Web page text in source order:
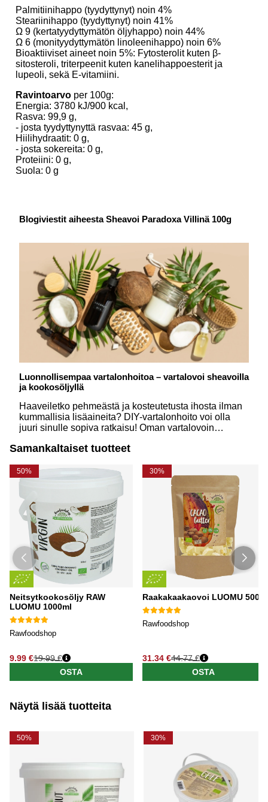
Palmitiinihappo (tyydyttynyt) noin 4%
Steariinihappo (tyydyttynyt) noin 41%
Ω 9 (kertatyydyttymätön öljyhappo) noin 44%
Ω 6 (monityydyttymätön linoleenihappo) noin 6%
Bioaktiiviset aineet noin 5%: Fytosterolit kuten β-
sitosteroli, triterpeenit kuten kanelihappoesterit ja
lupeoli, sekä E-vitamiini.
Ravintoarvo per 100g:
Energia: 3780 kJ/900 kcal,
Rasva: 99,9 g,
- josta tyydyttynyttä rasvaa: 45 g,
Hiilihydraatit: 0 g,
- josta sokereita: 0 g,
Proteiini: 0 g,
Suola: 0 g
Blogiviestit aiheesta Sheavoi Paradoxa Villinä 100g
Luonnollisempaa vartalonhoitoa – vartalovoi sheavoilla
ja kookosöljyllä
Haaveiletko pehmeästä ja kosteutetusta ihosta ilman
kummallisia lisäaineita? DIY-vartalonhoito voi olla
juuri sinulle sopiva ratkaisu! Oman vartalovoin
kerromme, miksi sheavoi ja kookosöljy ovat
ihanan reseptin!
Samankaltaiset tuotteet
50%
Neitsytkookosöljy RAW
LUOMU 1000ml
Rawfoodshop
9.99 €19.99 €
OSTA
30%
Raakakaakaovoi LUOMU 500g
Rawfoodshop
31.34 €44.77 €
OSTA
Näytä lisää tuotteita
50% 30%